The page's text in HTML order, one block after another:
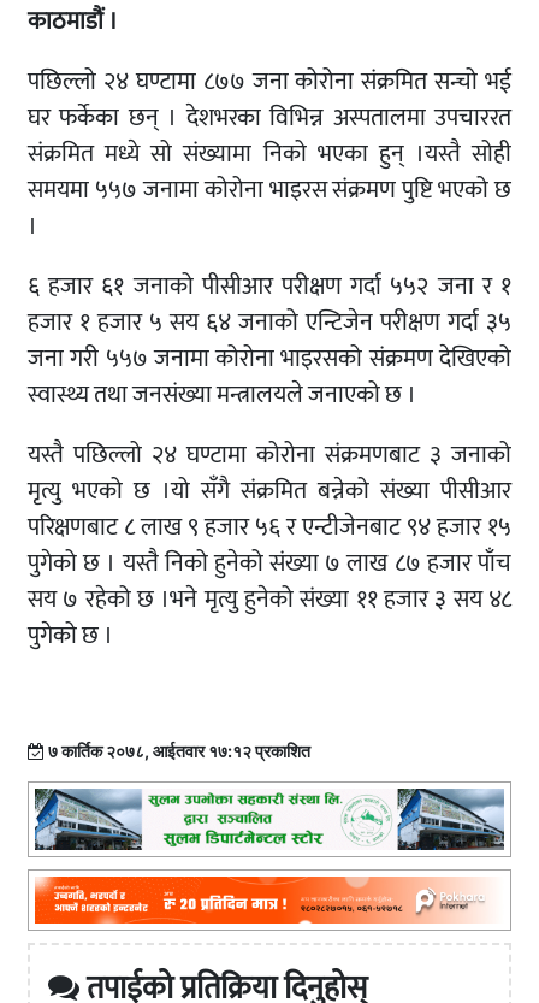
काठमाडौं ।
पछिल्लो २४ घण्टामा ८७७ जना कोरोना संक्रमित सन्चो भई
घर फर्केका छन् । देशभरका विभिन्न अस्पतालमा उपचाररत
संक्रमित मध्ये सो संख्यामा निको भएका हुन् ।यस्तै सोही
समयमा ५५७ जनामा कोरोना भाइरस संक्रमण पुष्टि भएको छ
।
६ हजार ६१ जनाको पीसीआर परीक्षण गर्दा ५५२ जना र १
हजार १ हजार ५ सय ६४ जनाको एन्टिजेन परीक्षण गर्दा ३५
जना गरी ५५७ जनामा कोरोना भाइरसको संक्रमण देखिएको
स्वास्थ्य तथा जनसंख्या मन्त्रालयले जनाएको छ ।
यस्तै पछिल्लो २४ घण्टामा कोरोना संक्रमणबाट ३ जनाको
मृत्यु भएको छ ।यो सँगै संक्रमित बन्नेको संख्या पीसीआर
परिक्षणबाट ८ लाख ९ हजार ५६ र एन्टीजेनबाट ९४ हजार १५
पुगेको छ । यस्तै निको हुनेको संख्या ७ लाख ८७ हजार पाँच
सय ७ रहेको छ ।भने मृत्यु हुनेको संख्या ११ हजार ३ सय ४८
पुगेको छ ।
७ कार्तिक २०७८, आईतवार १७:१२ प्रकाशित
तपाईको प्रतिक्रिया दिनुहोस्